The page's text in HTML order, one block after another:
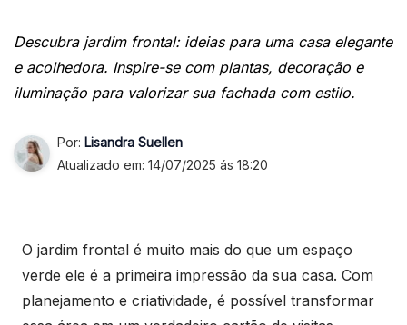
Descubra jardim frontal: ideias para uma casa elegante
e acolhedora. Inspire-se com plantas, decoração e
iluminação para valorizar sua fachada com estilo.
Por: Lisandra Suellen
Atualizado em: 14/07/2025 ás 18:20
O jardim frontal é muito mais do que um espaço
verde ele é a primeira impressão da sua casa. Com
planejamento e criatividade, é possível transformar